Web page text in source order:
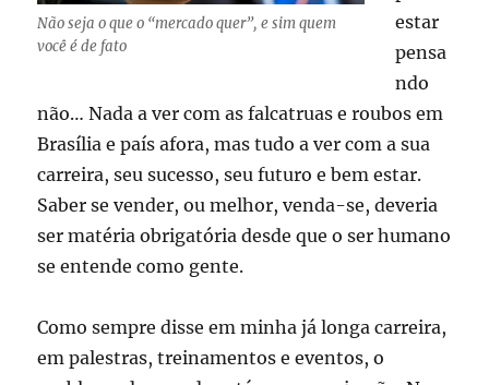
Não seja o que o “mercado quer”, e sim quem
você é de fato
estar
pensa
ndo
não… Nada a ver com as falcatruas e roubos em
Brasília e país afora, mas tudo a ver com a sua
carreira, seu sucesso, seu futuro e bem estar.
Saber se vender, ou melhor, venda-se, deveria
ser matéria obrigatória desde que o ser humano
se entende como gente.
Como sempre disse em minha já longa carreira,
em palestras, treinamentos e eventos, o